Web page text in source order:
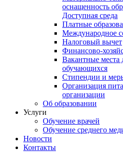
оснащенность
Доступная среда
Платные
Международное
Налоговый вычет
Финансово-
Вакантные места
обучающихся
Стипендии и
Организация
организации
Об образовании
Услуги
Обучение врачей
Обучение среднего
Новости
Контакты